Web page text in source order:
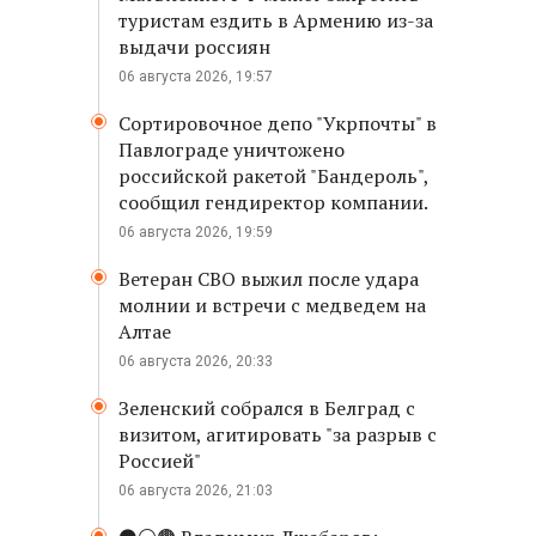
туристам ездить в Армению из-за
выдачи россиян
06 августа 2026, 19:57
Сортировочное депо "Укрпочты" в
Павлограде уничтожено
российской ракетой "Бандероль",
сообщил гендиректор компании.
06 августа 2026, 19:59
Ветеран СВО выжил после удара
молнии и встречи с медведем на
Алтае
06 августа 2026, 20:33
Зеленский собрался в Белград с
визитом, агитировать "за разрыв с
Россией"
06 августа 2026, 21:03